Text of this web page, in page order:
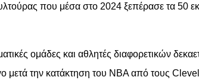
που μέσα στο 2024 ξεπέρασε τα 50
ομάδες και αθλητές διαφορετικών
μετά την κατάκτηση του NBA από τους